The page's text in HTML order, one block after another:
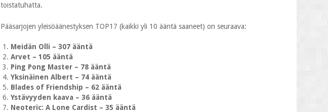
toistatuhatta.
Pääsarjojen yleisöäänestyksen TOP17 (kaikki yli 10 ääntä saaneet) on seuraava:
Meidän Olli – 307 ääntä
Arvet – 105 ääntä
Ping Pong Master – 78 ääntä
Yksinäinen Albert – 74 ääntä
Blades of Friendship – 62 ääntä
Ystävyyden kaava – 36 ääntä
Neoteric: A Lone Cardist – 35 ääntä